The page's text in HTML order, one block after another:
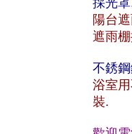
採光
陽台
遮雨
不銹
浴室
裝.